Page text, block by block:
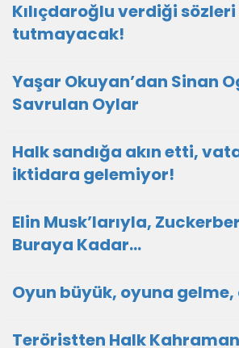
Kılıçdaroğlu verdiği sözleri
tutmayacak!
Yaşar Okuyan’dan Sinan
Savrulan Oylar
Halk sandığa akın etti,
iktidara gelemiyor!
Elin Musk’larıyla,
Buraya Kadar…
Oyun büyük, oyuna
Teröristten Halk